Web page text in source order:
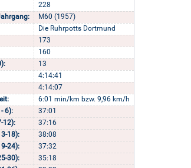
228
M60 (1957)
Die Ruhrpotts Dortmund
173
160
13
4:14:41
4:14:07
6:01 min/km bzw. 9,96 km/h
6):
37:01
12):
37:16
18):
38:08
24):
37:32
30):
35:18